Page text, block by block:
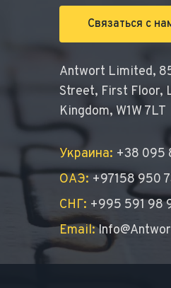
Связаться с
Antwort Limited,
Street, First Floor,
Kingdom, W1W 7LT
Украина: +38 095
ОАЭ: +97158 950
СНГ: +995 591 98
Email: